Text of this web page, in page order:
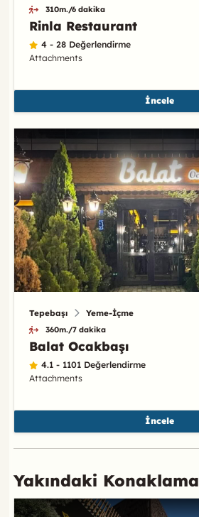
310m./6 dakika
Rinla Restaurant
4 - 28 Değerlendirme
Attachments
İncele
Tepebaşı Yeme-İçme
360m./7 dakika
Balat Ocakbaşı
4.1 - 1101 Değerlendirme
Attachments
İncele
Yakındaki Konaklama